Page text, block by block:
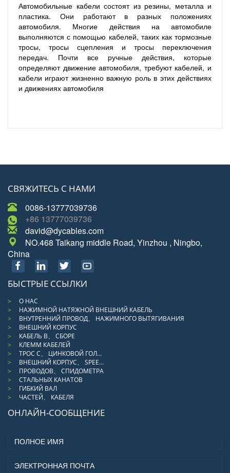
Автомобильные кабели состоят из резины, металла и
пластика. Они работают в разных положениях
автомобиля. Многие действия на автомобиле
выполняются с помощью кабелей, таких как тормозные
тросы, тросы сцепления и тросы переключения
передач. Почти все ручные действия, которые
определяют движение автомобиля, требуют кабелей, и
кабели играют жизненно важную роль в этих действиях
и движениях автомобиля
СВЯЖИТЕСЬ С НАМИ
0086-13777039736
+86 13777039736
david@dycables.com
NO.468 Taikang middle Road, Yinzhou , Ningbo,
China
БЫСТРЫЕ ССЫЛКИ
О НАС
НАЖИМНОЙ НАТЯЖНОЙ ВНЕШНИЙ КАБЕЛЬ
ВНУТРЕННИЙ ПРОВОД、 НАЖИМНОГО ВЫТЯГИВАНИЯ
ВНЕШНИЙ КОРПУС
КАБЕЛЬ В、 СБОРЕ
КЛЕММ КАБЕЛЕЙ
ТРОС С、 ЦИНКОВОЙ ГОЛ...
ВНЕШНИЙ КОРПУС、 SPEE...
ПРОВОДОВ、 СПИДОМЕТРА
СТАЛЬНЫХ КАНАТОВ
ГИБКИЙ ВАЛ
ЧАСТЕЙ、 КАБЕЛЯ
ОНЛАЙН-СООБЩЕНИЕ